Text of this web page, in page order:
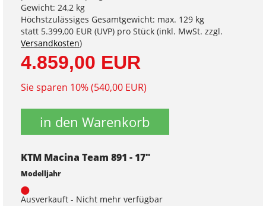
Gewicht: 24,2 kg
Höchstzulässiges Gesamtgewicht: max. 129 kg
statt 5.399,00 EUR (UVP) pro Stück (inkl. MwSt. zzgl.
Versandkosten)
4.859,00 EUR
Sie sparen 10% (540,00 EUR)
in den Warenkorb
KTM Macina Team 891 - 17"
Modelljahr
Ausverkauft - Nicht mehr verfügbar